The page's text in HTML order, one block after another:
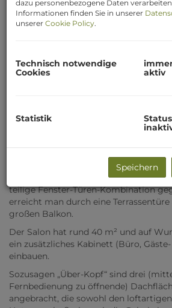
Untere Ebene = 1.Stock
gelangt man in den Wohnsalon. Er
großzügigen Loft-Charakter auf. Es ist
drei „französische Fenster“, die wie
sind, von der Seite ist üppiger
teilige Fenster-Türen-Kombination
erreicht man durch eine Terrassentüre
großen Balkon.
Der Salon hat rund 40 m² und auf
ein zusätzliches Kabinett (Büro,
einbauen.
Sozusagen „Über-Kopf“ sind drei
Fernbedienung zu öffnende)
angebracht, die sowohl den
dazu personenbezogene Daten
Informationen finden Sie in unserer
unserer Cookie Policy.
Technisch notwendige
Cookies
aktiv
Statistik
Speichern